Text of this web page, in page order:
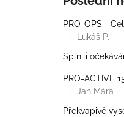
Hodnocení
Lukáš P.
Splnili
Hodnocení
Jan Mára
Překvapivě